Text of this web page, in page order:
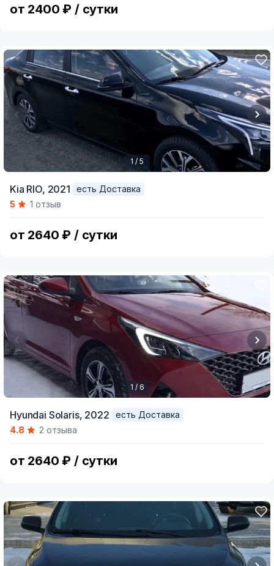
от 2400 ₽ / сутки
of
1 / 5
Kia RIO, 2021
есть Доставка
5
1 отзыв
от 2640 ₽ / сутки
of
1 / 6
Hyundai Solaris, 2022
есть Доставка
4.8
2 отзыва
от 2640 ₽ / сутки